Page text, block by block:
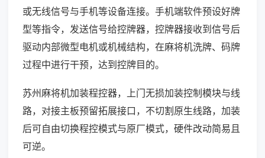
或无线信号与手机等设备连接。手机端软件预设好牌
型等指令，发送信号给控牌器，控牌器接收到信号后
驱动内部微型电机或机械结构，在麻将机洗牌、码牌
过程中进行干预，达到控牌目的。
苏州麻将机加装程控器，上门无损加装控制模块与线
路，对接主板预留拓展接口，不切割原生线路，加装
后可自由切换程控模式与原厂模式，硬件改动简易且
可逆。